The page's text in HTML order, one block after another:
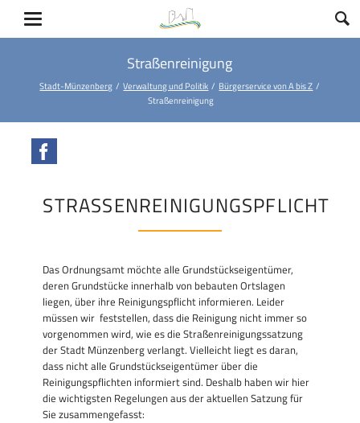
Straßenreinigung
Stadt-Münzenberg Verwaltung und Politik
Bürgerservice von A bis Z
Straßenreinigung
STRASSENREINIGUNGSPFLICHT
Das Ordnungsamt möchte alle Grundstückseigentümer,
deren Grundstücke innerhalb von bebauten Ortslagen
liegen, über ihre Reinigungspflicht informieren. Leider
müssen wir feststellen, dass die Reinigung nicht immer so
vorgenommen wird, wie es die Straßenreinigungssatzung
der Stadt Münzenberg verlangt. Vielleicht liegt es daran,
dass nicht alle Grundstückseigentümer über die
Reinigungspflichten informiert sind. Deshalb haben wir hier
die wichtigsten Regelungen aus der aktuellen Satzung für
Sie zusammengefasst: